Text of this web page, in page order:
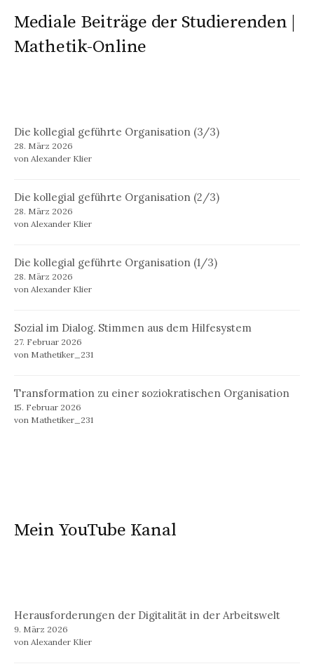
Mediale Beiträge der Studierenden |
Mathetik-Online
Die kollegial geführte Organisation (3/3)
28. März 2026
von Alexander Klier
Die kollegial geführte Organisation (2/3)
28. März 2026
von Alexander Klier
Die kollegial geführte Organisation (1/3)
28. März 2026
von Alexander Klier
Sozial im Dialog. Stimmen aus dem Hilfesystem
27. Februar 2026
von Mathetiker_231
Transformation zu einer soziokratischen Organisation
15. Februar 2026
von Mathetiker_231
Mein YouTube Kanal
Herausforderungen der Digitalität in der Arbeitswelt
9. März 2026
von Alexander Klier